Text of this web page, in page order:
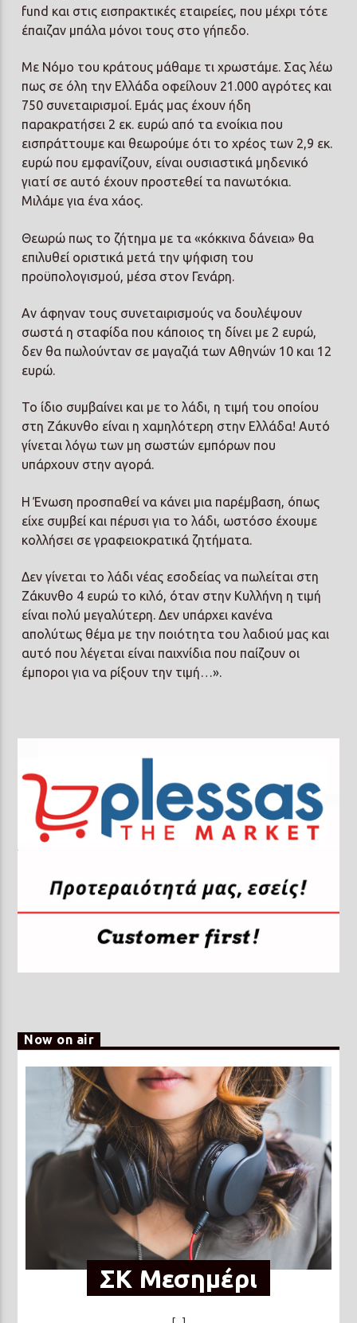
fund και στις εισπρακτικές εταιρείες, που μέχρι τότε
έπαιζαν μπάλα μόνοι τους στο γήπεδο.
Με Νόμο του κράτους μάθαμε τι χρωστάμε. Σας λέω
πως σε όλη την Ελλάδα οφείλουν 21.000 αγρότες και
750 συνεταιρισμοί. Εμάς μας έχουν ήδη
παρακρατήσει 2 εκ. ευρώ από τα ενοίκια που
εισπράττουμε και θεωρούμε ότι το χρέος των 2,9 εκ.
ευρώ που εμφανίζουν, είναι ουσιαστικά μηδενικό
γιατί σε αυτό έχουν προστεθεί τα πανωτόκια.
Μιλάμε για ένα χάος.
Θεωρώ πως το ζήτημα με τα «κόκκινα δάνεια» θα
επιλυθεί οριστικά μετά την ψήφιση του
προϋπολογισμού, μέσα στον Γενάρη.
Αν άφηναν τους συνεταιρισμούς να δουλέψουν
σωστά η σταφίδα που κάποιος τη δίνει με 2 ευρώ,
δεν θα πωλούνταν σε μαγαζιά των Αθηνών 10 και 12
ευρώ.
Το ίδιο συμβαίνει και με το λάδι, η τιμή του οποίου
στη Ζάκυνθο είναι η χαμηλότερη στην Ελλάδα! Αυτό
γίνεται λόγω των μη σωστών εμπόρων που
υπάρχουν στην αγορά.
Η Ένωση προσπαθεί να κάνει μια παρέμβαση, όπως
είχε συμβεί και πέρυσι για το λάδι, ωστόσο έχουμε
κολλήσει σε γραφειοκρατικά ζητήματα.
Δεν γίνεται το λάδι νέας εσοδείας να πωλείται στη
Ζάκυνθο 4 ευρώ το κιλό, όταν στην Κυλλήνη η τιμή
είναι πολύ μεγαλύτερη. Δεν υπάρχει κανένα
απολύτως θέμα με την ποιότητα του λαδιού μας και
αυτό που λέγεται είναι παιχνίδια που παίζουν οι
έμποροι για να ρίξουν την τιμή…».
Now on air
ΣΚ Μεσημέρι